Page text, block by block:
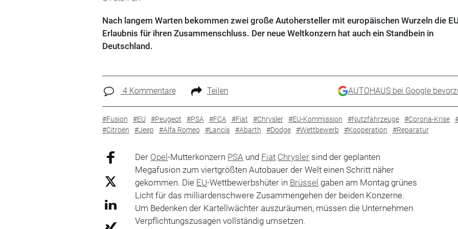
Nach langem Warten bekommen zwei große Autohersteller mit europäischen Wurzeln die
Erlaubnis für ihren Zusammenschluss. Der neue Weltkonzern hat auch ein Standbein in
Deutschland.
4 Kommentare Teilen AUTOHAUS bei Google
#Fusion #EU #Peugeot #PSA #FCA #Fiat #Chrysler #EU-Kommission #Nutzfahrzeuge #Corona-Krise
#Citroën
#Jeep #Alfa Romeo #Lancia #Abarth #Dodge #Wettbewerb #Kooperation #Reparatur
Der Opel-Mutterkonzern PSA und Fiat Chrysler sind der geplanten
Megafusion zum viertgrößten Autobauer der Welt einen Schritt näher
gekommen. Die EU-Wettbewerbshüter in Brüssel gaben am Montag grünes
Licht für das milliardenschwere Zusammengehen der beiden Konzerne.
Um Bedenken der Kartellwächter auszuräumen, müssen die Unternehmen
Verpflichtungszusagen vollständig umsetzen.